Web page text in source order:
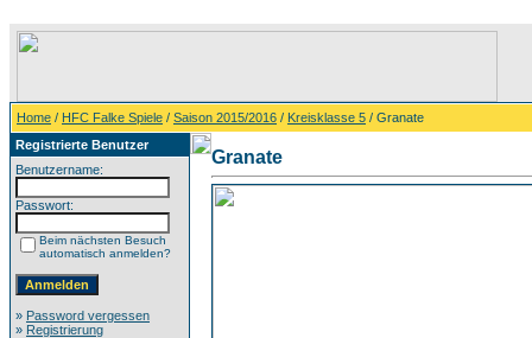
Home / HFC Falke Spiele / Saison 2015/2016 / Kreisklasse 5 / Granate
Registrierte Benutzer
Benutzername:
Passwort:
Beim nächsten Besuch
automatisch anmelden?
» Password vergessen
» Registrierung
Granate